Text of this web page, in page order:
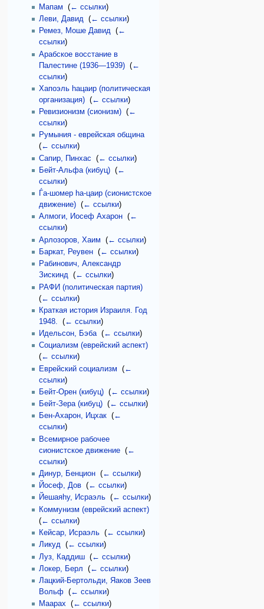
Мапам ‎(← ссылки)
Леви, Давид ‎(← ссылки)
Ремез, Моше Давид ‎(←
ссылки)
Арабское восстание в
Палестине (1936—1939) ‎(←
ссылки)
Хапоэль hацаир (политическая
организация) ‎(← ссылки)
Ревизионизм (сионизм) ‎(←
ссылки)
Румыния - еврейская община‎
(← ссылки)
Сапир, Пинхас ‎(← ссылки)
Бейт-Альфа (кибуц) ‎(←
ссылки)
Ѓа-шомер hа-цаир (сионистское
движение) ‎(← ссылки)
Алмоги, Иосеф Ахарон ‎(←
ссылки)
Арлозоров, Хаим ‎(← ссылки)
Баркат, Реувен ‎(← ссылки)
Рабинович, Александр
Зискинд ‎(← ссылки)
РАФИ (политическая партия)
(← ссылки)
Краткая история Израиля. Год
1948.
‎(← ссылки)
Идельсон, Бэба‎(← ссылки)
Социализм (еврейский аспект)
(← ссылки)
Еврейский социализм ‎(←
ссылки)
Бейт-Орен (кибуц) ‎(← ссылки)
Бейт-Зера (кибуц) ‎(← ссылки)
Бен-Ахарон, Ицхак ‎(←
ссылки)
Всемирное рабочее
сионистское движение ‎(←
ссылки)
Динур, Бенцион ‎(← ссылки)
Йосеф, Дов ‎(← ссылки)
Йешаяhу, Исраэль ‎(← ссылки)
Коммунизм (еврейский аспект)
(← ссылки)
Кейсар, Исраэль ‎(← ссылки)
Ликуд ‎(← ссылки)
Луз, Каддиш ‎(← ссылки)
Локер, Берл ‎(← ссылки)
Лацкий-Бертольди, Яаков Зеев
Вольф ‎(← ссылки)
Маарах ‎(← ссылки)